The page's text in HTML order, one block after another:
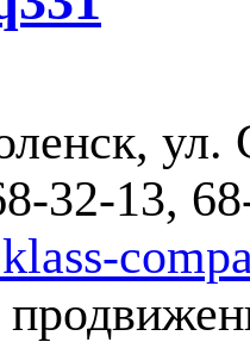
ул.
32-13,